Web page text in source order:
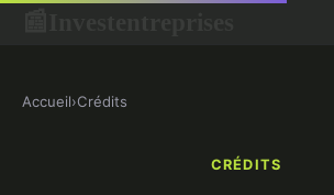
Accueil›Crédits
CRÉDITS